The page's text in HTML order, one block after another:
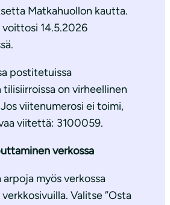
Matkahuollon kautta.
voittosi 14.5.2026
postitetuissa
on virheellinen
viitenumerosi ei toimi,
viitettä: 3100059.
verkossa
myös verkossa
Valitse ”Osta